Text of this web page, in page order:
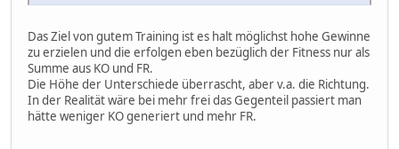
Das Ziel von gutem Training ist es halt möglichst hohe Gewinne
zu erzielen und die erfolgen eben bezüglich der Fitness nur als
Summe aus KO und FR.
Die Höhe der Unterschiede überrascht, aber v.a. die Richtung.
In der Realität wäre bei mehr frei das Gegenteil passiert man
hätte weniger KO generiert und mehr FR.